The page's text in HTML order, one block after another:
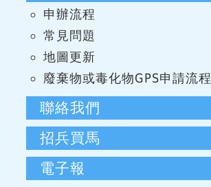
申辦流程
常見問題
地圖更新
廢棄物或毒化物GPS申請流程
聯絡我們
招兵買馬
電子報